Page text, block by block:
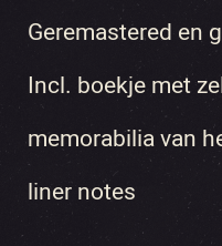
Geremastered en
Incl. boekje met
memorabilia van
liner notes